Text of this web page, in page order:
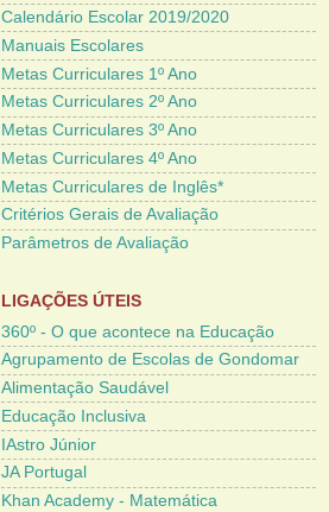
Calendário Escolar 2019/2020
Manuais Escolares
Metas Curriculares 1º Ano
Metas Curriculares 2º Ano
Metas Curriculares 3º Ano
Metas Curriculares 4º Ano
Metas Curriculares de Inglês*
Critérios Gerais de Avaliação
Parâmetros de Avaliação
LIGAÇÕES ÚTEIS
360º - O que acontece na Educação
Agrupamento de Escolas de Gondomar
Alimentação Saudável
Educação Inclusiva
IAstro Júnior
JA Portugal
Khan Academy - Matemática